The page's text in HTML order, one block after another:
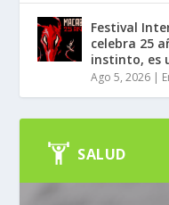
Festival
celebra 25
instinto, es
Ago 5, 2026 |
SALUD